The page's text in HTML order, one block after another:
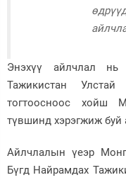
Энэхүү айлчлал
Тажикистан
тогтоосноос хойш
түвшинд хэрэгжиж
Айлчлалын үеэр
Бүгд Найрамдах